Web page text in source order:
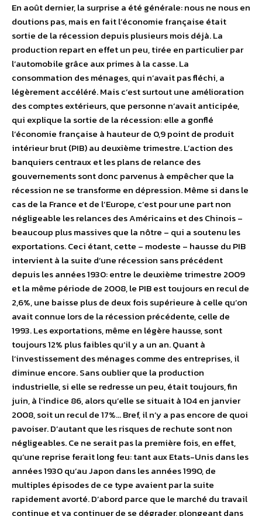
En août dernier, la surprise a été générale: nous ne nous en
doutions pas, mais en fait l’économie française était
sortie de la récession depuis plusieurs mois déjà. La
production repart en effet un peu, tirée en particulier par
l’automobile grâce aux primes à la casse. La
consommation des ménages, qui n’avait pas fléchi, a
légèrement accéléré. Mais c’est surtout une amélioration
des comptes extérieurs, que personne n’avait anticipée,
qui explique la sortie de la récession: elle a gonflé
l’économie française à hauteur de 0,9 point de produit
intérieur brut (PIB) au deuxième trimestre. L’action des
banquiers centraux et les plans de relance des
gouvernements sont donc parvenus à empêcher que la
récession ne se transforme en dépression. Même si dans le
cas de la France et de l’Europe, c’est pour une part non
négligeable les relances des Américains et des Chinois –
beaucoup plus massives que la nôtre – qui a soutenu les
exportations. Ceci étant, cette – modeste – hausse du PIB
intervient à la suite d’une récession sans précédent
depuis les années 1930: entre le deuxième trimestre 2009
et la même période de 2008, le PIB est toujours en recul de
2,6%, une baisse plus de deux fois supérieure à celle qu’on
avait connue lors de la récession précédente, celle de
1993. Les exportations, même en légère hausse, sont
toujours 12% plus faibles qu’il y a un an. Quant à
l’investissement des ménages comme des entreprises, il
diminue encore. Sans oublier que la production
industrielle, si elle se redresse un peu, était toujours, fin
juin, à l’indice 86, alors qu’elle se situait à 104 en janvier
2008, soit un recul de 17%… Bref, il n’y a pas encore de quoi
pavoiser. D’autant que les risques de rechute sont non
négligeables. Ce ne serait pas la première fois, en effet,
qu’une reprise ferait long feu: tant aux Etats-Unis dans les
années 1930 qu’au Japon dans les années 1990, de
multiples épisodes de ce type avaient par la suite
rapidement avorté. D’abord parce que le marché du travail
continue et va continuer de se dégrader, plongeant dans